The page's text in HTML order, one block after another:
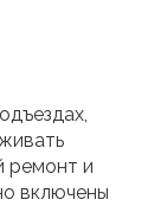
ремонт и
включены